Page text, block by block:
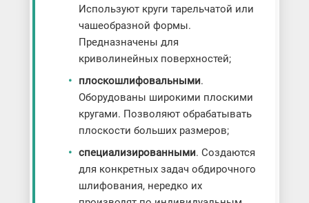
Используют круги тарельчатой или
чашеобразной формы.
Предназначены для
криволинейных поверхностей;
плоскошлифовальными.
Оборудованы широкими плоскими
кругами. Позволяют обрабатывать
плоскости больших размеров;
специализированными. Создаются
для конкретных задач обдирочного
шлифования, нередко их